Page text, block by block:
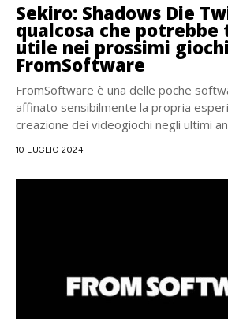
Sekiro: Shadows Die
qualcosa che potrebbe
utile nei prossimi
FromSoftware
FromSoftware è una delle poche
affinato sensibilmente la propria
creazione dei videogiochi negli ultimi
10 LUGLIO 2024